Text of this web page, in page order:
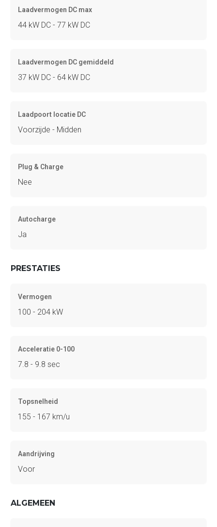
Laadvermogen DC max
44 kW DC - 77 kW DC
Laadvermogen DC gemiddeld
37 kW DC - 64 kW DC
Laadpoort locatie DC
Voorzijde - Midden
Plug & Charge
Nee
Autocharge
Ja
PRESTATIES
Vermogen
100 - 204 kW
Acceleratie 0-100
7.8 - 9.8 sec
Topsnelheid
155 - 167 km/u
Aandrijving
Voor
ALGEMEEN